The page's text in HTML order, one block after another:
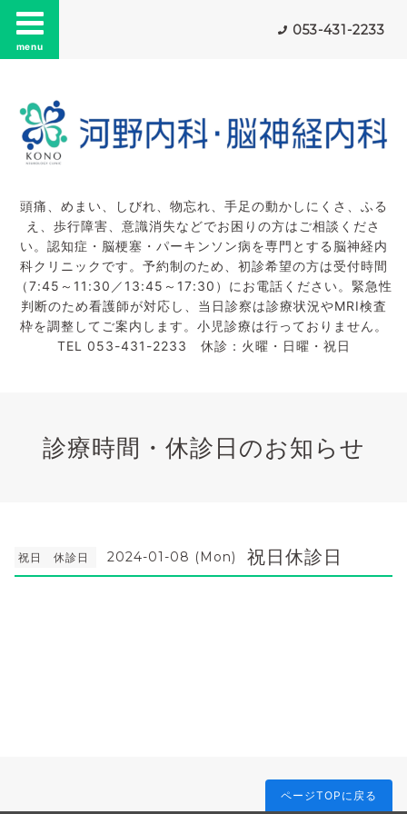
menu
053-431-2233
頭痛、めまい、しびれ、物忘れ、手足の動かしにくさ、ふる
え、歩行障害、意識消失などでお困りの方はご相談くださ
い。認知症・脳梗塞・パーキンソン病を専門とする脳神経内
科クリニックです。予約制のため、初診希望の方は受付時間
（7:45～11:30／13:45～17:30）にお電話ください。緊急性
判断のため看護師が対応し、当日診察は診療状況やMRI検査
枠を調整してご案内します。小児診療は行っておりません。
TEL 053-431-2233 休診：火曜・日曜・祝日
診療時間・休診日のお知らせ
祝日 休診日 2024-01-08 (Mon) 祝日休診日
ページTOPに戻る